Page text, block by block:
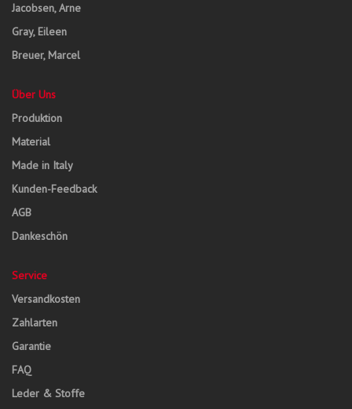
Jacobsen, Arne
Gray, Eileen
Breuer, Marcel
Über Uns
Produktion
Material
Made in Italy
Kunden-Feedback
AGB
Dankeschön
Service
Versandkosten
Zahlarten
Garantie
FAQ
Leder & Stoffe